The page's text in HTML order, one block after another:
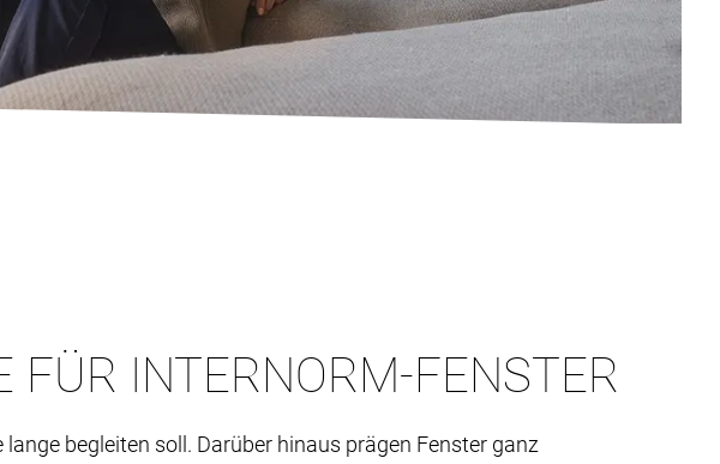
FÜR INTERNORM-FENSTER
begleiten soll. Darüber hinaus prägen Fenster ganz